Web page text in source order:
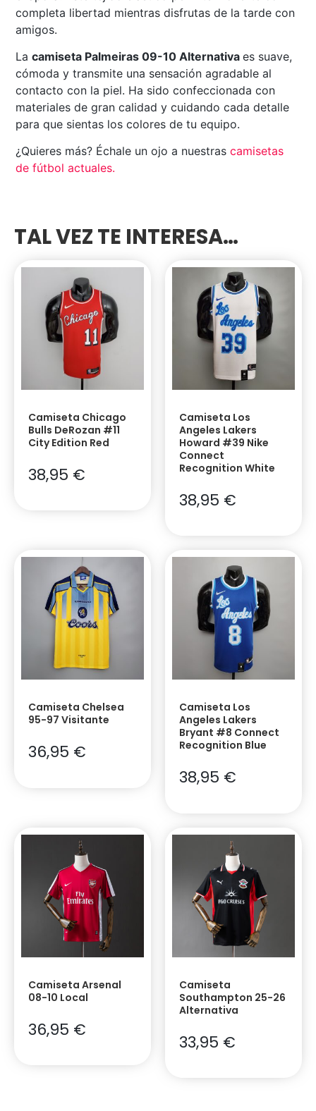
completa libertad mientras disfrutas de la tarde con
amigos.
Lacamiseta Palmeiras 09-10 Alternativa es suave,
cómoda y transmite una sensación agradable al
contacto con la piel. Ha sido confeccionada con
materiales de gran calidad y cuidando cada detalle
para que sientas los colores de tu equipo.
¿Quieres más? Échale un ojo a nuestrascamisetas
de fútbol actuales.
TAL VEZ TE INTERESA…
Camiseta Chicago
Bulls DeRozan #11
City Edition Red
38,95 €
Camiseta Los
Angeles Lakers
Howard #39 Nike
Connect
Recognition White
38,95 €
Camiseta Chelsea
95-97 Visitante
36,95 €
Camiseta Los
Angeles Lakers
Bryant #8 Connect
Recognition Blue
38,95 €
Camiseta Arsenal
08-10 Local
36,95 €
Camiseta
Southampton 25-26
Alternativa
33,95 €